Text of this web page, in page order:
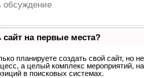
сайт на первые места?
планируете создать свой сайт, но
а целый комплекс мероприятий,
в поисковых системах.